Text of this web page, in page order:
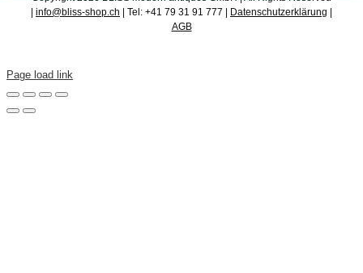
| info@bliss-shop.ch | Tel: +41 79 31 91 777 | Datenschutzerklärung |
AGB
Page load link